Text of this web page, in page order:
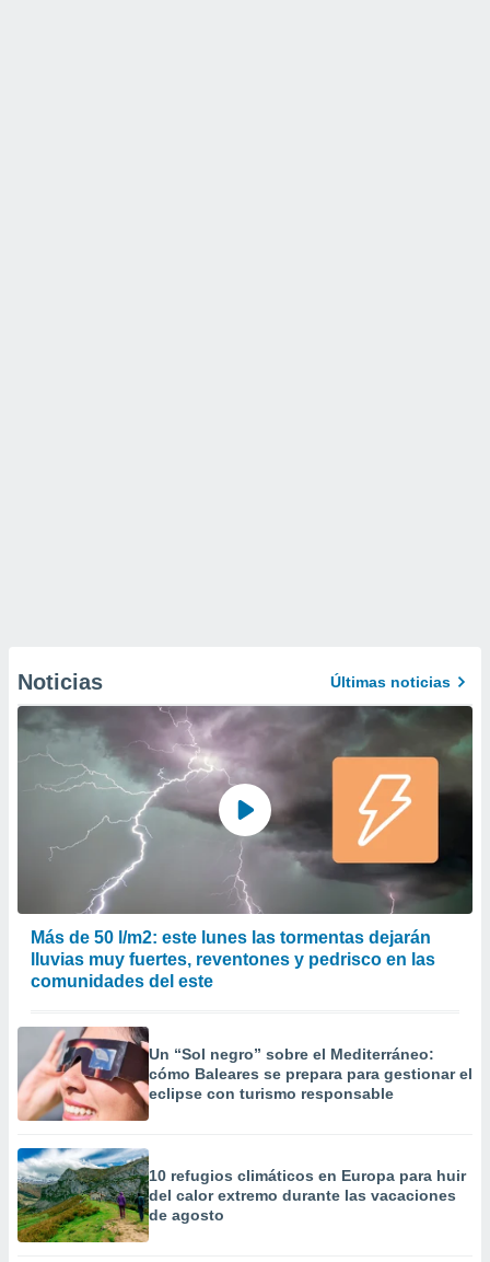
Noticias Últimas noticias
Más de 50 l/m2: este lunes las tormentas dejarán
lluvias muy fuertes, reventones y pedrisco en las
comunidades del este
Un “Sol negro” sobre el Mediterráneo:
cómo Baleares se prepara para gestionar el
eclipse con turismo responsable
10 refugios climáticos en Europa para huir
del calor extremo durante las vacaciones
de agosto